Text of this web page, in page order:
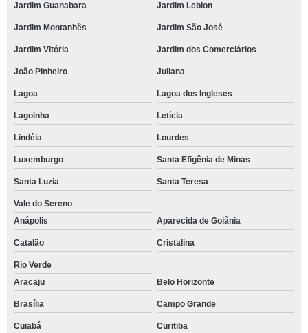
Jardim Guanabara Jardim Leblon
Jardim Montanhês Jardim São José
Jardim Vitória Jardim dos Comerciários
João Pinheiro Juliana
Lagoa Lagoa dos Ingleses
Lagoinha Letícia
Lindéia Lourdes
Luxemburgo Santa Efigênia de Minas
Santa Luzia Santa Teresa
Vale do Sereno
Anápolis
Aparecida de Goiânia
Catalão Cristalina
Rio Verde
Aracaju
Belo Horizonte
Brasília Campo Grande
Cuiabá Curitiba